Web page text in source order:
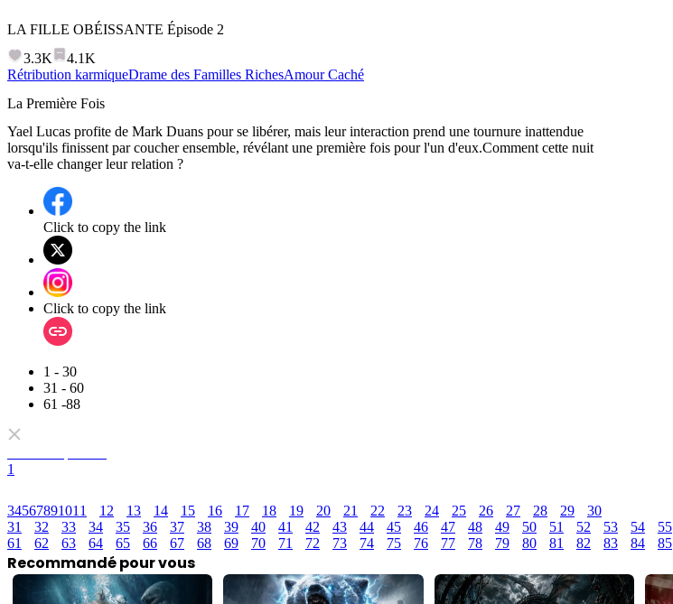
LA FILLE OBÉISSANTE Épisode 2
3.3K
4.1K
Rétribution karmiqueDrame des Familles RichesAmour Caché
La Première Fois
Yael Lucas profite de Mark Duans pour se libérer, mais leur interaction prend une tournure inattendue
lorsqu'ils finissent par coucher ensemble, révélant une première fois pour l'un d'eux.Comment cette nuit
va-t-elle changer leur relation ?
Click to copy the link
Click to copy the link
1 - 30
31 - 60
61 -88
1
34567891011 12 13 14 15 16 17 18 19 20 21 22 23 24 25 26 27 28 29
30
31
32 33 34 35 36 37 38 39 40 41 42 43 44 45 46 47 48 49 50 51 52 53 54 55
61
62 63 64 65 66 67 68 69 70 71 72 73 74 75 76 77 78 79 80 81 82 83 84 85
Recommandé pour vous